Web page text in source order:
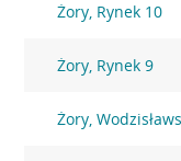
Żory, Rynek 10
Żory, Rynek 9
Żory,